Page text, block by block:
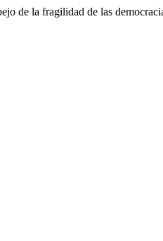
de la fragilidad de las